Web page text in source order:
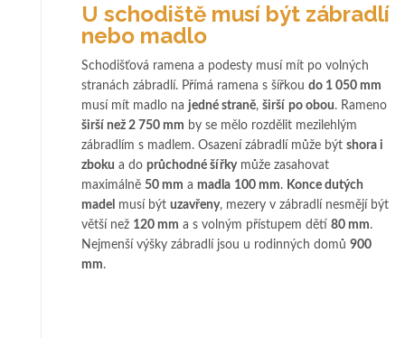
U schodiště musí být zábradlí
nebo madlo
Schodišťová ramena a podesty musí mít po volných
stranách zábradlí. Přímá ramena s šířkou do 1 050 mm
musí mít madlo na jedné straně, širší po obou. Rameno
širší než 2 750 mm by se mělo rozdělit mezilehlým
zábradlím s madlem. Osazení zábradlí může být shora i
zboku a do průchodné šířkymůže zasahovat
maximálně 50 mm a madla 100 mm. Konce dutých
madel musí být uzavřeny, mezery v zábradlí nesmějí být
větší než 120 mm a s volným přístupem dětí 80 mm.
Nejmenší výšky zábradlí jsou u rodinných domů 900
mm.